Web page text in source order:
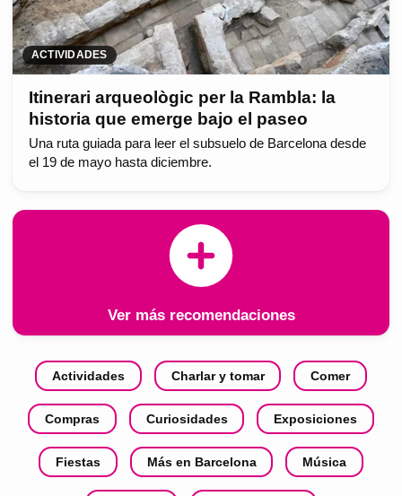
ACTIVIDADES
Itinerari arqueològic per la Rambla: la
historia que emerge bajo el paseo
Una ruta guiada para leer el subsuelo de Barcelona desde
el 19 de mayo hasta diciembre.
Ver más recomendaciones
Actividades Charlar y tomar Comer
Compras Curiosidades Exposiciones
Fiestas Más en Barcelona Música